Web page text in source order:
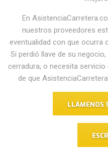
En
nuestros proveedores
eventualidad con que ocurra
Si perdió llave de su
cerradura, o necesita
de que
LLÁMENOS